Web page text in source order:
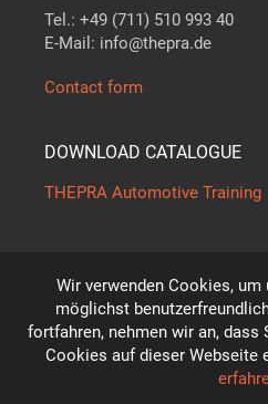
Wir verwenden Cookies,
möglichst
fortfahren, nehmen wir an, dass
Cookies auf dieser Webseite
Tel.: +49 (711) 510 993 40
E-Mail: info@thepra.de
Contact form
DOWNLOAD CATALOGUE
THEPRA Automotive Training
The standard in
Subject to
© THEPRA